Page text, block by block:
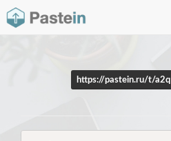
https://pastein.ru/t/a2q